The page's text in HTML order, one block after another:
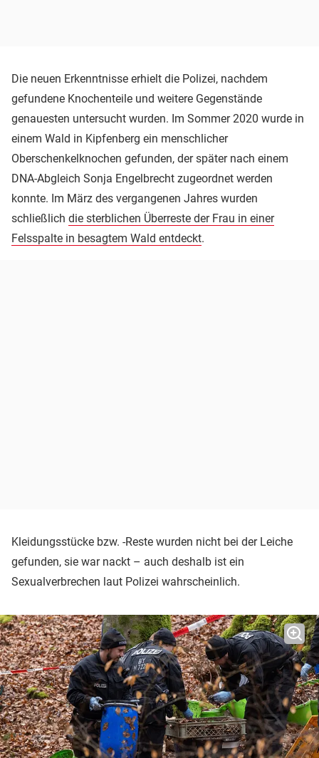
Die neuen Erkenntnisse erhielt die Polizei, nachdem
gefundene Knochenteile und weitere Gegenstände
genauesten untersucht wurden. Im Sommer 2020 wurde in
einem Wald in Kipfenberg ein menschlicher
Oberschenkelknochen gefunden, der später nach einem
DNA-Abgleich Sonja Engelbrecht zugeordnet werden
konnte. Im März des vergangenen Jahres wurden
schließlich die sterblichen Überreste der Frau in einer
Felsspalte in besagtem Wald entdeckt.
Kleidungsstücke bzw. -Reste wurden nicht bei der Leiche
gefunden, sie war nackt – auch deshalb ist ein
Sexualverbrechen laut Polizei wahrscheinlich.